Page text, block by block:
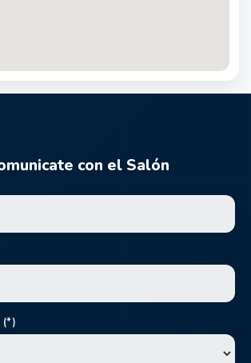
con el Salón
(*)